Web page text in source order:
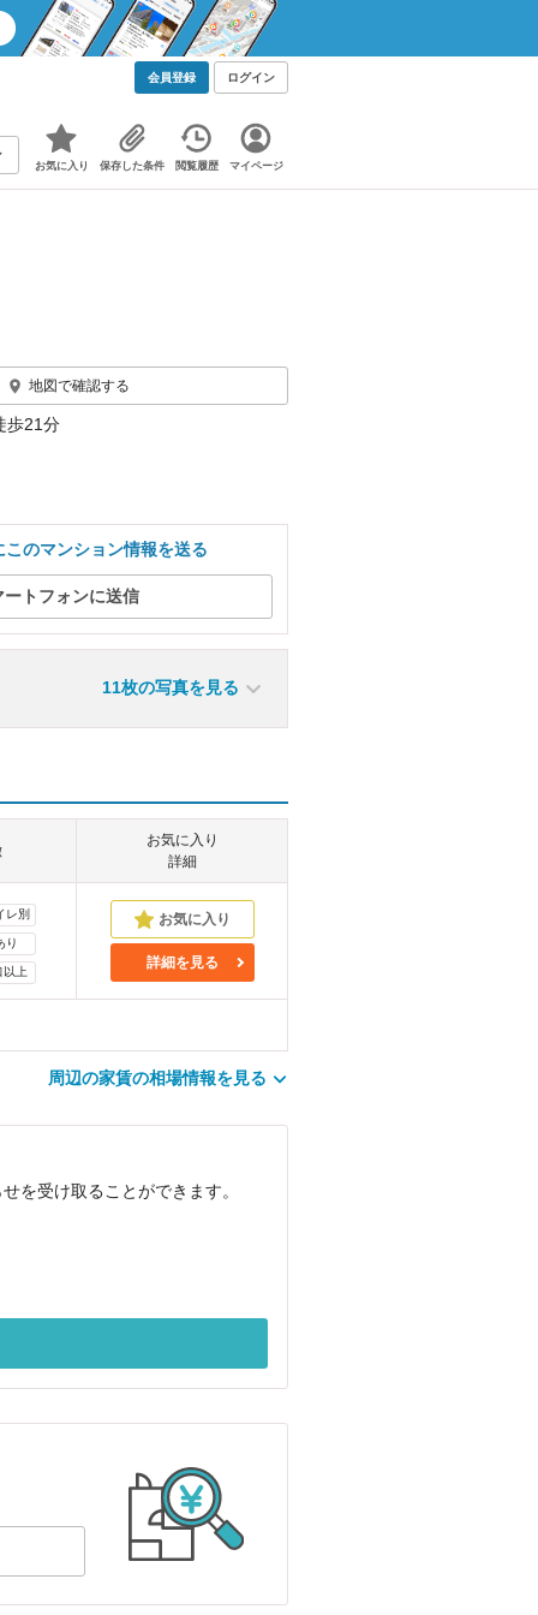
会員登録 ログイン
お気に入り 保存した条件 閲覧履歴 マイページ
地図で確認する
歩21分
のマンション情報を送る
トフォンに送信
11枚の写真を見る
お気に入り
詳細
レ別
り
以上
詳細を見る
周辺の家賃の相場情報を見る
を受け取ることができます。